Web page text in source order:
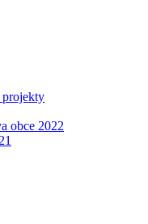
projekty
obce 2022